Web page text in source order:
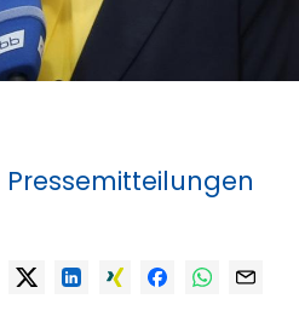
Pressemitteilungen